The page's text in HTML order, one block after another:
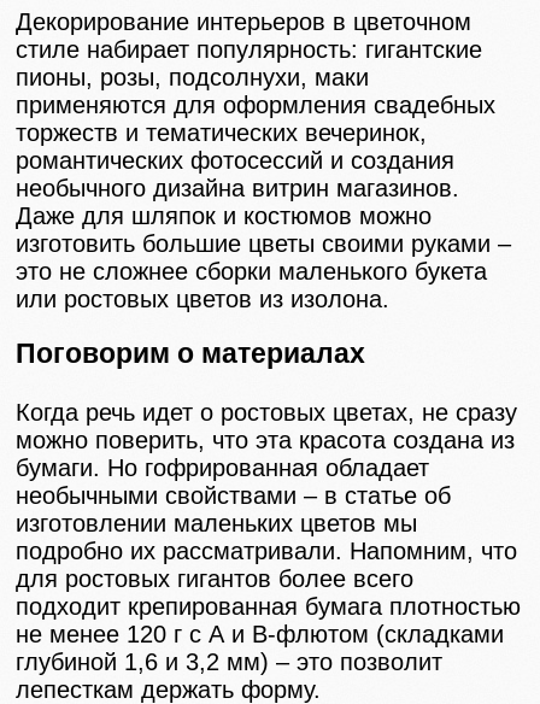
Декорирование интерьеров в цветочном
стиле набирает популярность: гигантские
пионы, розы, подсолнухи, маки
применяются для оформления свадебных
торжеств и тематических вечеринок,
романтических фотосессий и создания
необычного дизайна витрин магазинов.
Даже для шляпок и костюмов можно
изготовить большие цветы своими руками –
это не сложнее сборки маленького букета
или ростовых цветов из изолона.
Поговорим о материалах
Когда речь идет о ростовых цветах, не сразу
можно поверить, что эта красота создана из
бумаги. Но гофрированная обладает
необычными свойствами – в статье об
изготовлении маленьких цветов мы
подробно их рассматривали. Напомним, что
для ростовых гигантов более всего
подходит крепированная бумага плотностью
не менее 120 г с А и В-флютом (складками
глубиной 1,6 и 3,2 мм) – это позволит
лепесткам держать форму.